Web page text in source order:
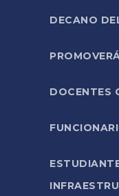
DECANO
DOCENTES